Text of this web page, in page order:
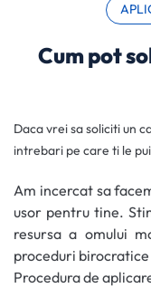
Cum pot
Daca vrei sa soliciti un
intrebari pe care ti le
Am incercat sa
usor pentru tine.
resursa a omului
proceduri
Procedura de